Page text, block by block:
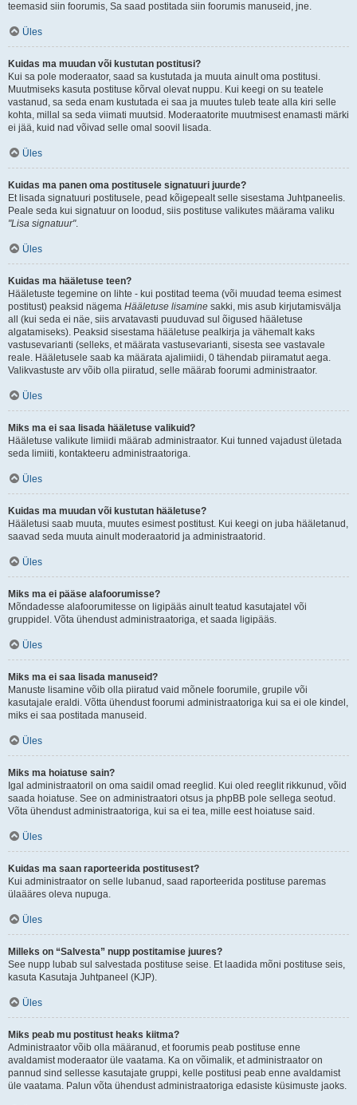
teemasid siin foorumis, Sa saad postitada siin foorumis manuseid, jne.
Üles
Kuidas ma muudan või kustutan postitusi?
Kui sa pole moderaator, saad sa kustutada ja muuta ainult oma postitusi.
Muutmiseks kasuta postituse kõrval olevat nuppu. Kui keegi on su teatele
vastanud, sa seda enam kustutada ei saa ja muutes tuleb teate alla kiri selle
kohta, millal sa seda viimati muutsid. Moderaatorite muutmisest enamasti märki
ei jää, kuid nad võivad selle omal soovil lisada.
Üles
Kuidas ma panen oma postitusele signatuuri juurde?
Et lisada signatuuri postitusele, pead kõigepealt selle sisestama Juhtpaneelis.
Peale seda kui signatuur on loodud, siis postituse valikutes määrama valiku
"Lisa signatuur".
Üles
Kuidas ma hääletuse teen?
Hääletuste tegemine on lihte - kui postitad teema (või muudad teema esimest
postitust) peaksid nägema Hääletuse lisamine sakki, mis asub kirjutamisvälja
all (kui seda ei näe, siis arvatavasti puuduvad sul õigused hääletuse
algatamiseks). Peaksid sisestama hääletuse pealkirja ja vähemalt kaks
vastusevarianti (selleks, et määrata vastusevarianti, sisesta see vastavale
reale. Hääletusele saab ka määrata ajalimiidi, 0 tähendab piiramatut aega.
Valikvastuste arv võib olla piiratud, selle määrab foorumi administraator.
Üles
Miks ma ei saa lisada hääletuse valikuid?
Hääletuse valikute limiidi määrab administraator. Kui tunned vajadust ületada
seda limiiti, kontakteeru administraatoriga.
Üles
Kuidas ma muudan või kustutan hääletuse?
Hääletusi saab muuta, muutes esimest postitust. Kui keegi on juba hääletanud,
saavad seda muuta ainult moderaatorid ja administraatorid.
Üles
Miks ma ei pääse alafoorumisse?
Mõndadesse alafoorumitesse on ligipääs ainult teatud kasutajatel või
gruppidel. Võta ühendust administraatoriga, et saada ligipääs.
Üles
Miks ma ei saa lisada manuseid?
Manuste lisamine võib olla piiratud vaid mõnele foorumile, grupile või
kasutajale eraldi. Võtta ühendust foorumi administraatoriga kui sa ei ole kindel,
miks ei saa postitada manuseid.
Üles
Miks ma hoiatuse sain?
Igal administraatoril on oma saidil omad reeglid. Kui oled reeglit rikkunud, võid
saada hoiatuse. See on administraatori otsus ja phpBB pole sellega seotud.
Võta ühendust administraatoriga, kui sa ei tea, mille eest hoiatuse said.
Üles
Kuidas ma saan raporteerida postitusest?
Kui administraator on selle lubanud, saad raporteerida postituse paremas
ülaääres oleva nupuga.
Üles
Milleks on “Salvesta” nupp postitamise juures?
See nupp lubab sul salvestada postituse seise. Et laadida mõni postituse seis,
kasuta Kasutaja Juhtpaneel (KJP).
Üles
Miks peab mu postitust heaks kiitma?
Administraator võib olla määranud, et foorumis peab postituse enne
avaldamist moderaator üle vaatama. Ka on võimalik, et administraator on
pannud sind sellesse kasutajate gruppi, kelle postitusi peab enne avaldamist
üle vaatama. Palun võta ühendust administraatoriga edasiste küsimuste jaoks.